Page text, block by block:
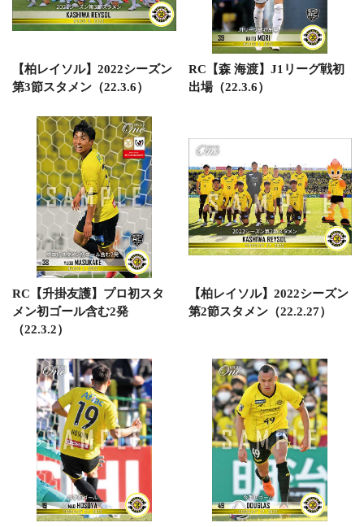
【柏レイソル】2022シーズン
第3節スタメン（22.3.6）
RC【森 海渡】J1リーグ戦初
出場（22.3.6）
RC【升掛友護】プロ初スタ
メン初ゴール含む2発
（22.3.2）
【柏レイソル】2022シーズン
第2節スタメン（22.2.27）